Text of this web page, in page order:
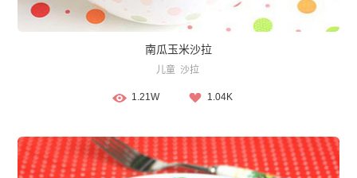
南瓜玉米沙拉
儿童 沙拉
1.21W 1.04K